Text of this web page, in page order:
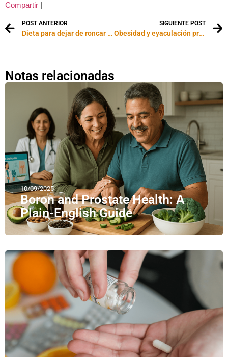
Compartir
POST ANTERIOR
Dieta para dejar de roncar naturalmente
SIGUIENTE POST
Obesidad y eyaculación precoz
Notas relacionadas
10/09/2025
Boron and Prostate Health: A
Plain-English Guide